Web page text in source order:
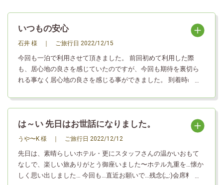
いつもの安心
石井 様 ご旅行日 2022/12/15
今回も一泊で利用させて頂きました。 前回初めて利用した際
も、居心地の良さを感じていたのですが、今回も期待を裏切ら
れる事なく居心地の良さを感じる事ができました。 到着時の女
ストランシェフのキビキビとした調理と笑顔、清掃される方の
接客に感動しております。 最後に寒い中玄関前に立っていた小
柄な男性スタッフのお礼の一言がとても嬉しかったです、会釈
しております、その際はよろしくお願いします。気持ちの良い
旅をありがとう。
は～い 先日はお世話になりました。
うや〜K 様 ご旅行日 2022/12/12
先日は、素晴らしいホテル・更にスタッフさんの温かいおもて
なしで、楽しい旅ありがとう御座いました〜ホテル九重を…懐か
しく思い出しました… 今回も…直近お願いで…残念(;_:)会席料理プ